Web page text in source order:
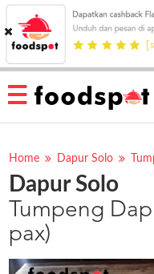
HOME
MENU
RESTAURANT
PESAN
OUR
COMPANY
KATA
MEREKA
Home Dapur Solo
Dapur Solo
Tumpeng
pax)